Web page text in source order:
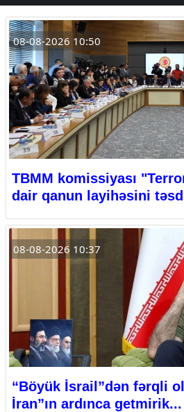
08-08-2026 10:50
TBMM komissiyası
dair qanun layihəsini
08-08-2026 10:37
“Böyük İsrail”dən fərqli
İran”ın ardınca getmirik...